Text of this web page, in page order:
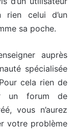
rien celui d’un
sa poche.
auprès
spécialisée
cela rien de
un forum de
vous n’aurez
votre problème